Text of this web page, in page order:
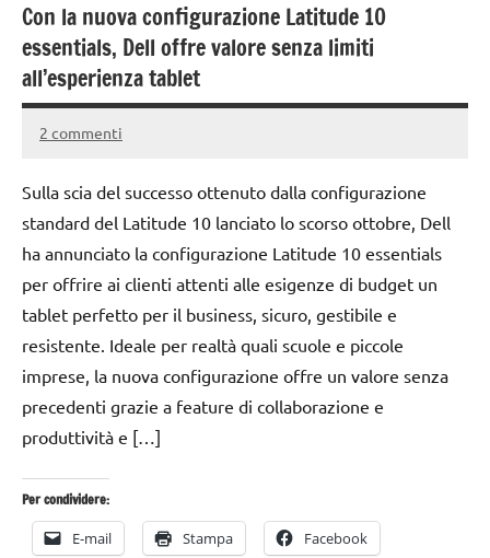
Con la nuova configurazione Latitude 10
essentials, Dell offre valore senza limiti
all’esperienza tablet
26
2015
Andrea
2 commenti
Sulla scia del successo ottenuto dalla configurazione
standard del Latitude 10 lanciato lo scorso ottobre, Dell
ha annunciato la configurazione Latitude 10 essentials
per offrire ai clienti attenti alle esigenze di budget un
tablet perfetto per il business, sicuro, gestibile e
resistente. Ideale per realtà quali scuole e piccole
imprese, la nuova configurazione offre un valore senza
precedenti grazie a feature di collaborazione e
produttività e […]
Per condividere:
E-mail Stampa Facebook